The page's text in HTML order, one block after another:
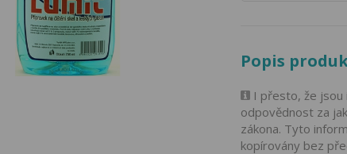
Popis
I přesto, že jsou
odpovědnost za
zákona. Tyto
kopírovány bez